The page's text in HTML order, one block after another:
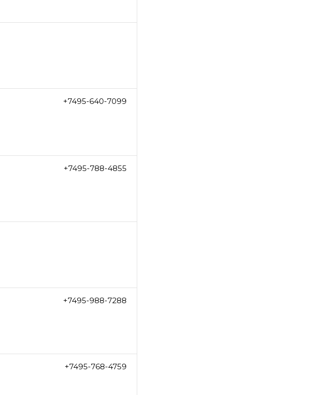
+7495-640-7099
+7495-788-4855
+7495-988-7288
+7495-768-4759